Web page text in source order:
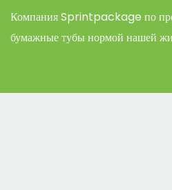
Компания Sprintpackage по
бумажные тубы нормой нашей